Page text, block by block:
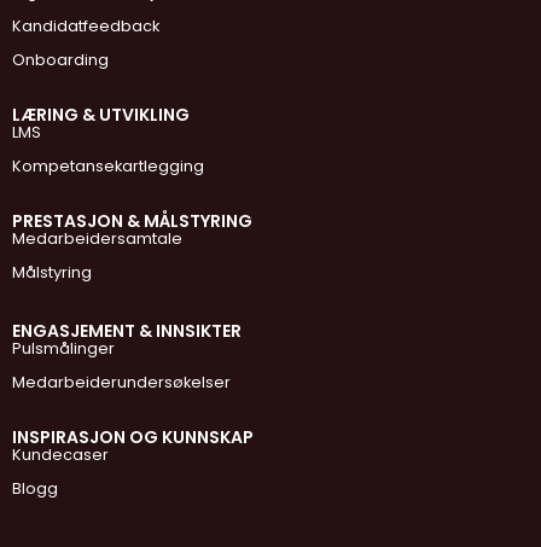
Kandidatfeedback
Onboarding
LÆRING & UTVIKLING
LMS
Kompetansekartlegging
PRESTASJON & MÅLSTYRING
Medarbeidersamtale
Målstyring
ENGASJEMENT & INNSIKTER
Pulsmålinger
Medarbeiderundersøkelser
INSPIRASJON OG KUNNSKAP
Kundecaser
Blogg